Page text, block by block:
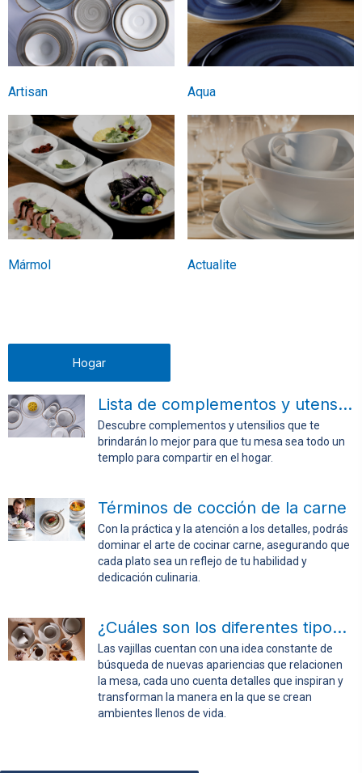
Artisan Aqua
Mármol Actualite
Hogar
Lista de complementos y utensilios para la mesa
Descubre complementos y utensilios que te
brindarán lo mejor para que tu mesa sea todo un
templo para compartir en el hogar.
Términos de cocción de la carne
Con la práctica y la atención a los detalles, podrás
dominar el arte de cocinar carne, asegurando que
cada plato sea un reflejo de tu habilidad y
dedicación culinaria.
¿Cuáles son los diferentes tipos de vajillas?
Las vajillas cuentan con una idea constante de
búsqueda de nuevas apariencias que relacionen
la mesa, cada uno cuenta detalles que inspiran y
transforman la manera en la que se crean
ambientes llenos de vida.